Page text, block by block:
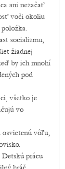
ani nezačať
voči okoliu
socializmu,
žiadnej
by ich mnohí
pod
všetko je
vo
osvietenú vôľu,
Detskú prácu